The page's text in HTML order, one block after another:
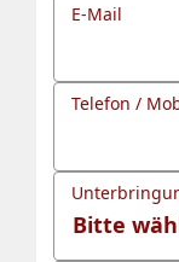
E-Mail
Telefon /